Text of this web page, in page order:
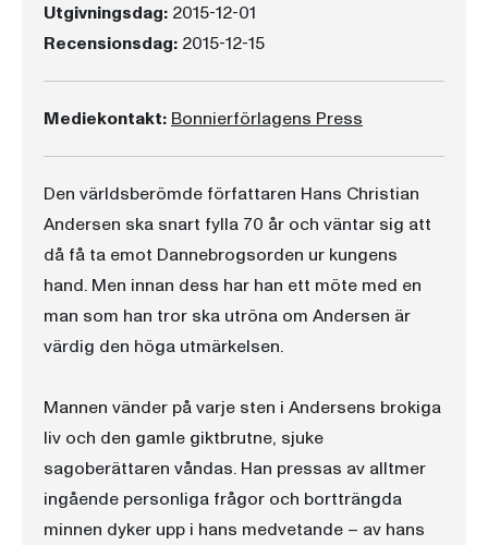
Utgivningsdag: 2015-12-01
Recensionsdag: 2015-12-15
Mediekontakt: Bonnierförlagens Press
Den världsberömde författaren Hans Christian
Andersen ska snart fylla 70 år och väntar sig att
då få ta emot Dannebrogsorden ur kungens
hand. Men innan dess har han ett möte med en
man som han tror ska utröna om Andersen är
värdig den höga utmärkelsen.
Mannen vänder på varje sten i Andersens brokiga
liv och den gamle giktbrutne, sjuke
sagoberättaren våndas. Han pressas av alltmer
ingående personliga frågor och bortträngda
minnen dyker upp i hans medvetande – av hans